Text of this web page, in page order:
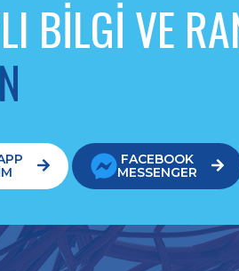
BİLGİ VE
FACEBOOK
MESSENGER